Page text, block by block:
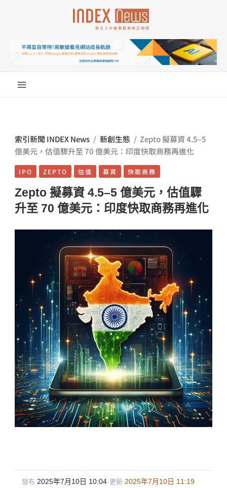
索引新聞 INDEX News / 新創生態 / Zepto 擬募資 4.5–5
億美元，估值驟升至 70 億美元：印度快取商務再進化
IPO ZEPTO 估值 募資 快取商務
Zepto 擬募資 4.5–5 億美元，估值驟
升至 70 億美元：印度快取商務再進化
發布 2025年7月10日 10:04· 更新 2025年7月10日 11:19·